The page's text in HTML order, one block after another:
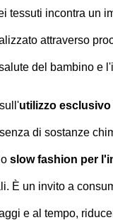
tessuti incontra un
attraverso
del bambino e
utilizzo
di sostanze
slow fashion per
È un invito a
e al tempo,